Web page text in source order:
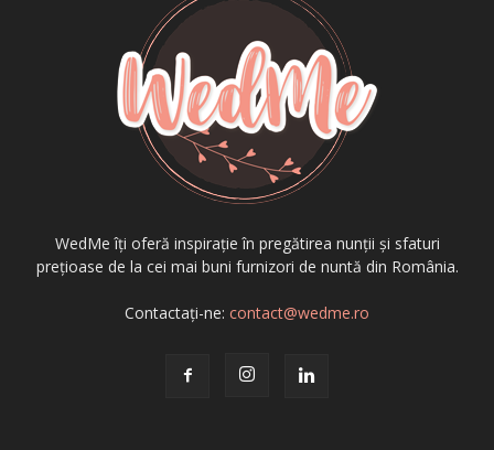
WedMe îți oferă inspirație în pregătirea nunții și sfaturi
prețioase de la cei mai buni furnizori de nuntă din România.
Contactați-ne: contact@wedme.ro